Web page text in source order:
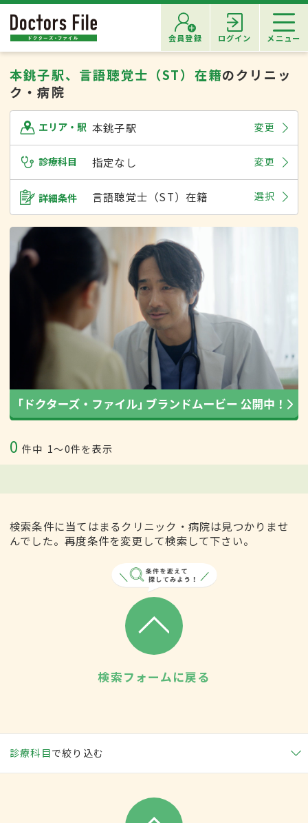
会員登録 ログイン メニュー
本銚子駅、言語聴覚士（ST）在籍のクリニッ
ク・病院
エリア・駅 本銚子駅 変更
診療科目 指定なし 変更
詳細条件 言語聴覚士（ST）在籍 選択
0 件中 1〜0件を表示
検索条件に当てはまるクリニック・病院は見つかりませ
んでした。再度条件を変更して検索して下さい。
検索フォームに戻る
診療科目で絞り込む